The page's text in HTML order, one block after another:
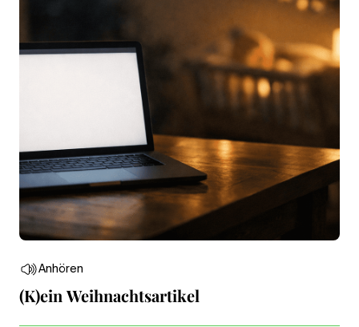
Anhören
(K)ein Weihnachtsartikel